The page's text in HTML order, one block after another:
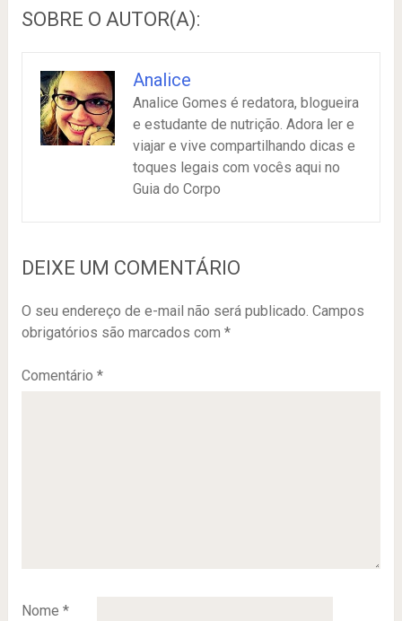
SOBRE O AUTOR(A):
Analice
Analice Gomes é redatora, blogueira
e estudante de nutrição. Adora ler e
viajar e vive compartilhando dicas e
toques legais com vocês aqui no
Guia do Corpo
DEIXE UM COMENTÁRIO
O seu endereço de e-mail não será publicado. Campos
obrigatórios são marcados com *
Comentário *
Nome *